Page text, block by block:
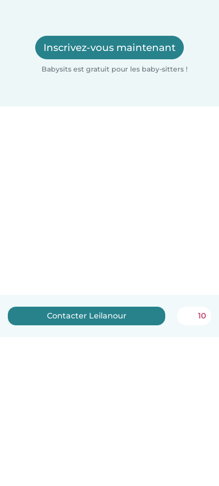
Inscrivez-vous maintenant
Babysits est gratuit pour les baby-sitters !
Contacter Leilanour 10